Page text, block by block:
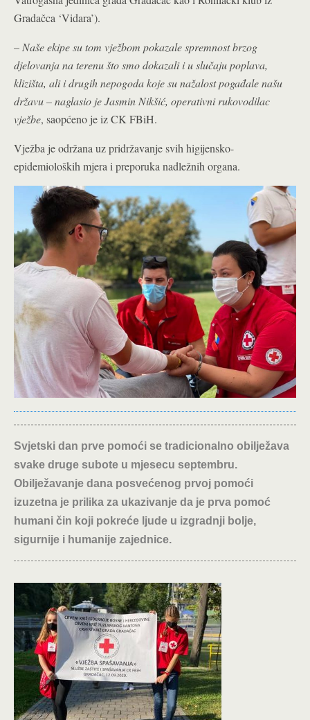
Gradačca ‘Vidara’).
– Naše ekipe su tom vježbom pokazale spremnost brzog
djelovanja na terenu što smo dokazali i u slučaju poplava,
klizišta, ali i drugih nepogoda koje su nažalost pogađale našu
državu – naglasio je Jasmin Nikšić, operativni rukovodilac
vježbe, saopćeno je iz CK FBiH.
Vježba je održana uz pridržavanje svih higijensko-
epidemioloških mjera i preporuka nadležnih organa.
Svjetski dan prve pomoći se tradicionalno obilježava
svake druge subote u mjesecu septembru.
Obilježavanje dana posvećenog prvoj pomoći
izuzetna je prilika za ukazivanje da je prva pomoć
humani čin koji pokreće ljude u izgradnji bolje,
sigurnije i humanije zajednice.